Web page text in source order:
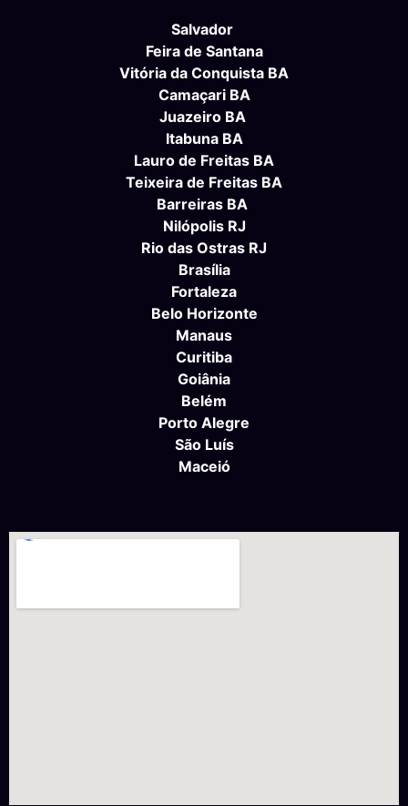
Salvador
Feira de Santana
Vitória da Conquista BA
Camaçari BA
Juazeiro BA
Itabuna BA
Lauro de Freitas BA
Teixeira de Freitas BA
Barreiras BA
Nilópolis RJ
Rio das Ostras RJ
Brasília
Fortaleza
Belo Horizonte
Manaus
Curitiba
Goiânia
Belém
Porto Alegre
São Luís
Maceió